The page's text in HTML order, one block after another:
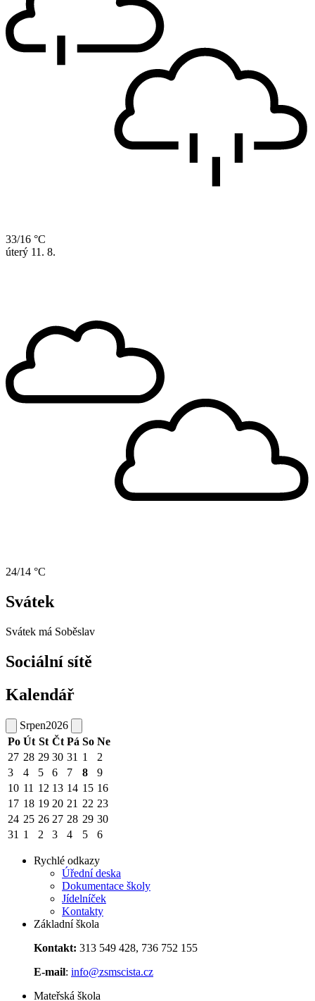
33/16 °C
úterý 11. 8.
24/14 °C
Svátek
Svátek má Soběslav
Sociální sítě
Kalendář
Srpen2026
Po Út St Čt Pá So Ne
27 28 29 30 31 1
2
3
4 5 6 7 8
9
10 11 12 13 14 15 16
17 18 19 20 21 22 23
24 25 26 27 28 29 30
31 1 2 3 4 5 6
Rychlé odkazy
Úřední deska
Dokumentace školy
Jídelníček
Kontakty
Základní škola
Kontakt: 313 549 428, 736 752 155
E-mail: info@zsmscista.cz
Mateřská škola